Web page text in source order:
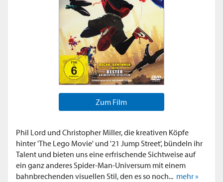
Zum Film
Phil Lord und Christopher Miller, die kreativen Köpfe
hinter 'The Lego Movie' und '21 Jump Street', bündeln ihr
Talent und bieten uns eine erfrischende Sichtweise auf
ein ganz anderes Spider-Man-Universum mit einem
bahnbrechenden visuellen Stil, den es so noch... mehr »